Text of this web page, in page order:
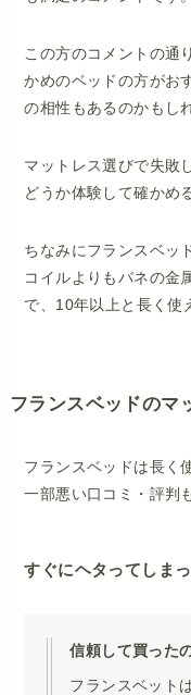
この方のコメントの通
かめのベッドの方がお
の相性もあるのかもし
マットレス選びで失敗
どうか体験して確かめ
ちなみにフランスベッ
コイルよりもバネの金
で、10年以上と長く使
フランスベッドのマ
フランスベッドは長く
一部悪い口コミ・評判
すぐにヘタってしま
信頼して買った
フランスベット